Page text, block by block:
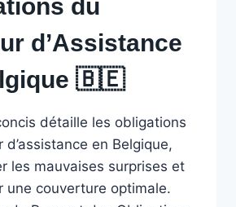
du
d’Assistance
🇧🇪
détaille les obligations
d’assistance en Belgique,
les mauvaises surprises et
une couverture optimale.